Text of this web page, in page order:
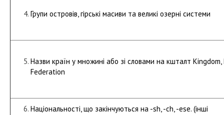
Групи островів, гірські масиви та великі озерні системи
Назви країн у множині або зі словами на кшталт Kingdom,
Federation
Національності, що закінчуються на -sh, -ch, -ese. (інші